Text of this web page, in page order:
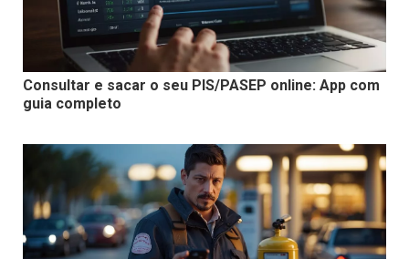
Consultar e sacar o seu PIS/PASEP online: App com
guia completo